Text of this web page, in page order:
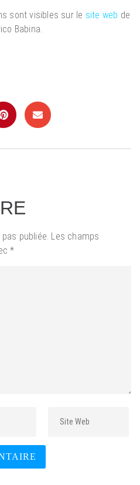
sont visibles sur le site web de
Babina.
publiée. Les champs
*